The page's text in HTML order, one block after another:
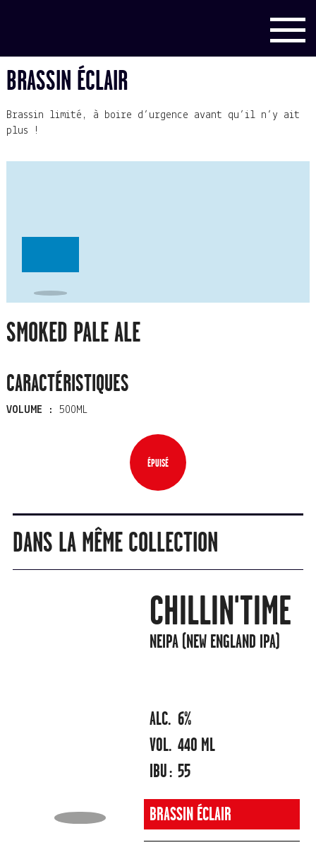
BRASSIN ÉCLAIR
Brassin limité, à boire d’urgence avant qu’il n’y ait
plus !
SMOKED PALE ALE
CARACTÉRISTIQUES
VOLUME : 500ML
ÉPUISÉ
DANS LA MÊME COLLECTION
CHILLIN'TIME
NEIPA (NEW ENGLAND IPA)
ALC. 6%
VOL. 440 ML
IBU : 55
BRASSIN ÉCLAIR